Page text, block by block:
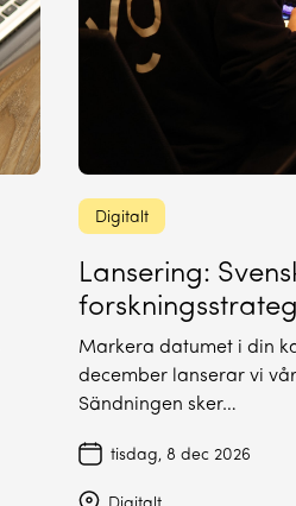
Digitalt
Lansering:
Markera datumet i din
december lanserar vi
Sändningen sker…
tisdag, 8 dec 2026